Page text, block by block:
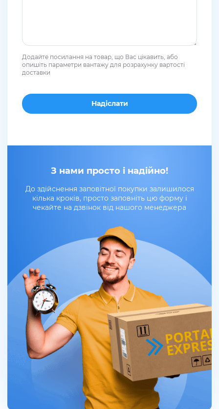
З нами просто і надійно!
До здійснення заповітної покупки залишилося
кілька кроків, просто заповніть цю форму і
чекайте на дзвінок від нашого менеджера
Додайте посилання на товар, що Вас цікавить, або
опишіть параметри вантажу для розрахунку вартості
доставки